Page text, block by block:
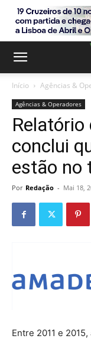
Início Agências &
Agências & Operadores
Relatório
conclui
estão no
Por Redação - Mai 18,
Entre 2011 e